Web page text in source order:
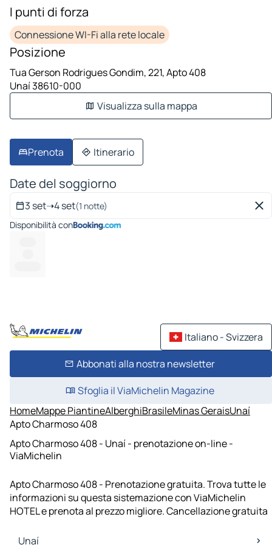
1 immagine su 7
I punti di forza
Connessione WI-Fi alla rete locale
Posizione
Tua Gerson Rodrigues Gondim, 221, Apto 408
Unaí 38610-000
Visualizza sulla mappa
Prenota Itinerario
Date del soggiorno
3 set➝4 set(1 notte)
Disponibilità con
Italiano - Svizzera
Abbonati alla nostra newsletter
Sfoglia il ViaMichelin Magazine
HomeMappe PiantineAlberghiBrasileMinas GeraisUnaí
Apto Charmoso 408
Apto Charmoso 408 - Unaí - prenotazione on-line -
ViaMichelin
Apto Charmoso 408 - Prenotazione gratuita. Trova tutte le
informazioni su questa sistemazione con ViaMichelin
HOTEL e prenota al prezzo migliore. Cancellazione gratuita
Unaí